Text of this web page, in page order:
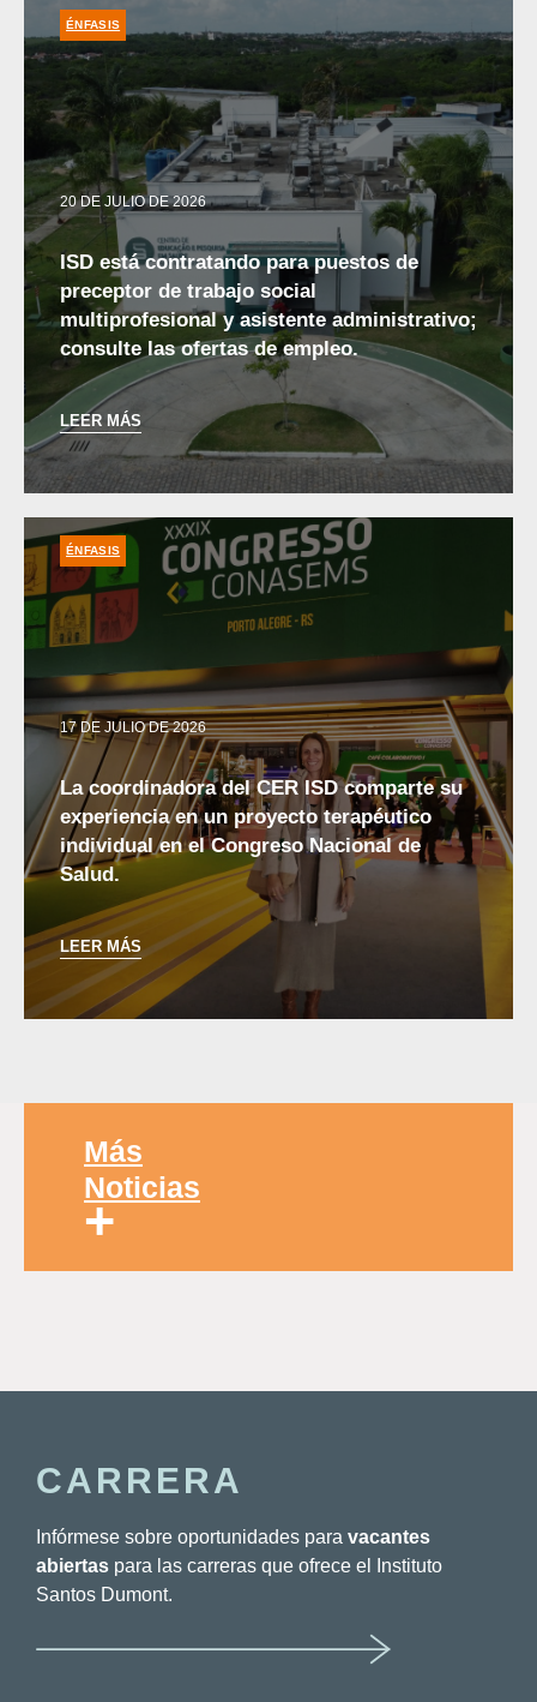
20 DE JULIO DE 2026
ISD está contratando para puestos de
preceptor de trabajo social
multiprofesional y asistente administrativo;
consulte las ofertas de empleo.
LEER MÁS
ÉNFASIS
17 DE JULIO DE 2026
La coordinadora del CER ISD comparte su
experiencia en un proyecto terapéutico
individual en el Congreso Nacional de
Salud.
LEER MÁS
ÉNFASIS
Más
Noticias
+
CARRERA
Infórmese sobre oportunidades para vacantes
abiertas para las carreras que ofrece el Instituto
Santos Dumont.